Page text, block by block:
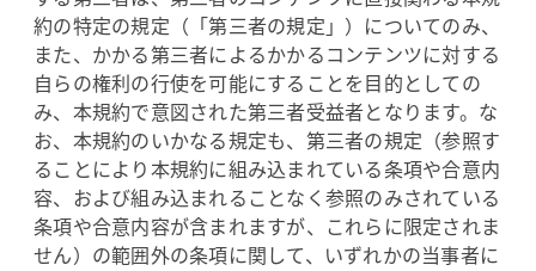
約の特定の規定（「第三者の規定」）についてのみ、
また、かかる第三者によるかかるコンテンツに対する
自らの権利の行使を可能にすることを目的としての
み、本規約で意図された第三者受益者となります。な
お、本規約のいかなる規定も、第三者の規定（参照す
ることにより本規約に組み込まれている条項や合意内
容、および組み込まれることなく参照のみされている
条項や合意内容が含まれますが、これらに限定されま
せん）の範囲外の条項に関して、いずれかの当事者に